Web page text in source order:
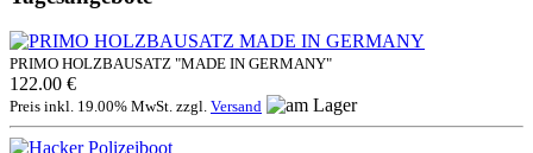
PRIMO HOLZBAUSATZ "MADE IN GERMANY"
122.00 €
Preis inkl. 19.00% MwSt. zzgl. Versand